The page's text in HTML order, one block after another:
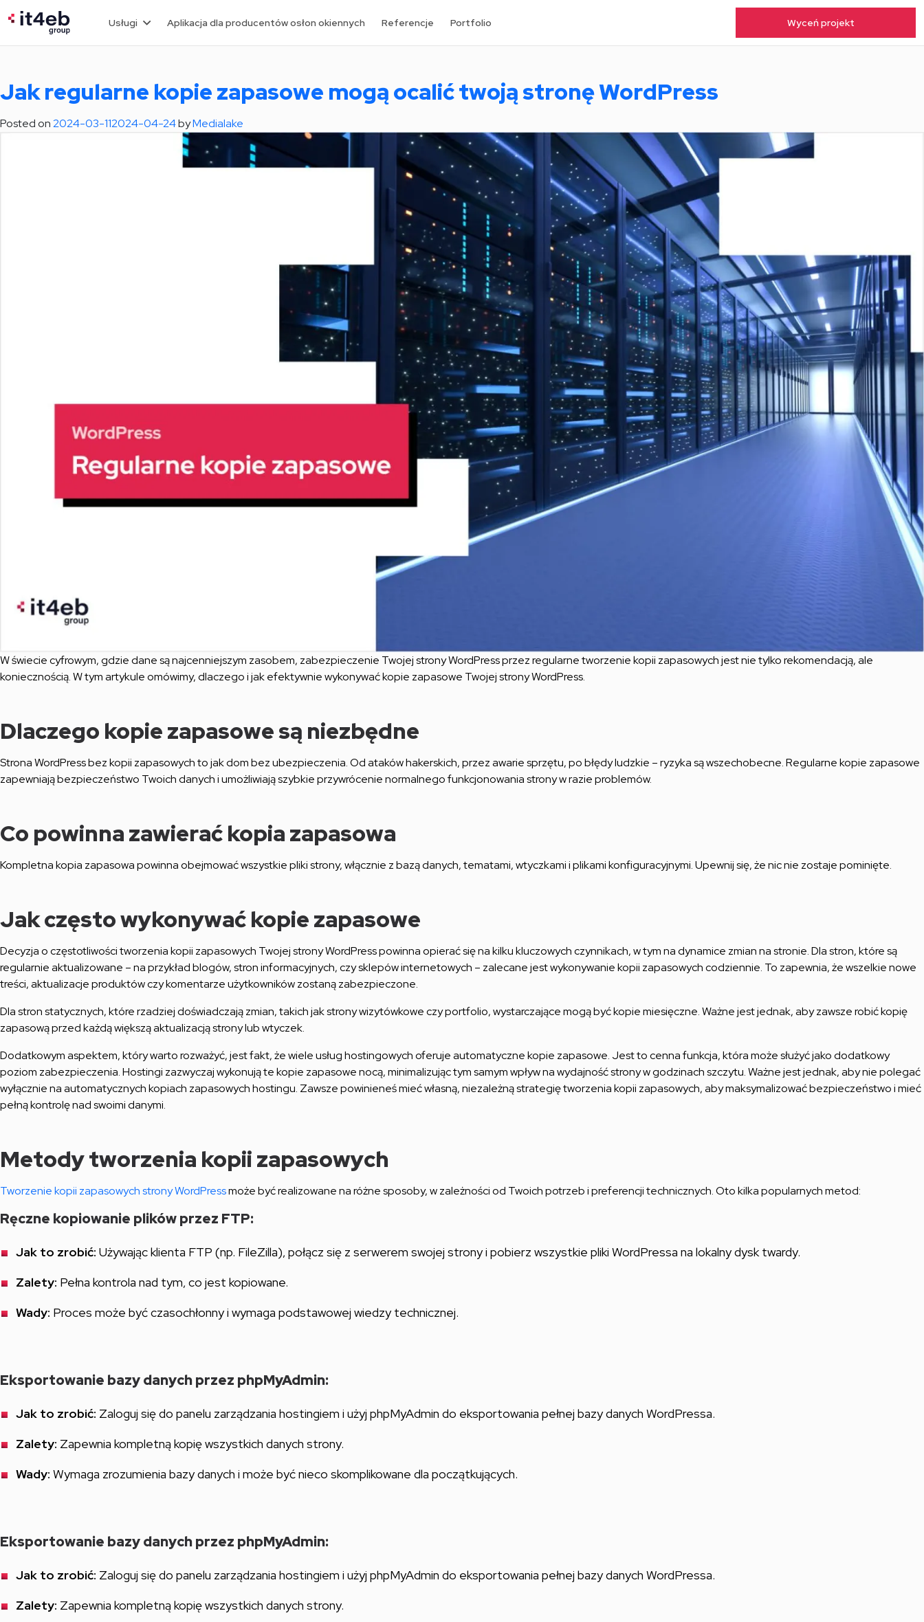
Usługi Aplikacja dla producentów osłon okiennych Referencje Portfolio Wyceń projekt
Miesiąc: marzec 2024
Jak regularne kopie zapasowe mogą ocalić twoją stronę WordPress
Posted on2024-03-112024-04-24byMedialake
W świecie cyfrowym, gdzie dane są najcenniejszym zasobem, zabezpieczenie Twojej strony WordPress przez regularne tworzenie kopii zapasowych jest nie tylko rekomendacją, ale
koniecznością. W tym artykule omówimy, dlaczego i jak efektywnie wykonywać kopie zapasowe Twojej strony WordPress.
Dlaczego kopie zapasowe są niezbędne
Strona WordPress bez kopii zapasowych to jak dom bez ubezpieczenia. Od ataków hakerskich, przez awarie sprzętu, po błędy ludzkie – ryzyka są wszechobecne. Regularne kopie zapasowe
zapewniają bezpieczeństwo Twoich danych i umożliwiają szybkie przywrócenie normalnego funkcjonowania strony w razie problemów.
Co powinna zawierać kopia zapasowa
Kompletna kopia zapasowa powinna obejmować wszystkie pliki strony, włącznie z bazą danych, tematami, wtyczkami i plikami konfiguracyjnymi. Upewnij się, że nic nie zostaje pominięte.
Jak często wykonywać kopie zapasowe
Decyzja o częstotliwości tworzenia kopii zapasowych Twojej strony WordPress powinna opierać się na kilku kluczowych czynnikach, w tym na dynamice zmian na stronie. Dla stron, które są
regularnie aktualizowane – na przykład blogów, stron informacyjnych, czy sklepów internetowych – zalecane jest wykonywanie kopii zapasowych codziennie. To zapewnia, że wszelkie nowe
treści, aktualizacje produktów czy komentarze użytkowników zostaną zabezpieczone.
Dla stron statycznych, które rzadziej doświadczają zmian, takich jak strony wizytówkowe czy portfolio, wystarczające mogą być kopie miesięczne. Ważne jest jednak, aby zawsze robić kopię
zapasową przed każdą większą aktualizacją strony lub wtyczek.
Dodatkowym aspektem, który warto rozważyć, jest fakt, że wiele usług hostingowych oferuje automatyczne kopie zapasowe. Jest to cenna funkcja, która może służyć jako dodatkowy
poziom zabezpieczenia. Hostingi zazwyczaj wykonują te kopie zapasowe nocą, minimalizując tym samym wpływ na wydajność strony w godzinach szczytu. Ważne jest jednak, aby nie polegać
wyłącznie na automatycznych kopiach zapasowych hostingu. Zawsze powinieneś mieć własną, niezależną strategię tworzenia kopii zapasowych, aby maksymalizować bezpieczeństwo i mieć
pełną kontrolę nad swoimi danymi.
Metody tworzenia kopii zapasowych
Tworzenie kopii zapasowych strony WordPressmoże być realizowane na różne sposoby, w zależności od Twoich potrzeb i preferencji technicznych. Oto kilka popularnych metod:
Ręczne kopiowanie plików przez FTP:
Jak to zrobić: Używając klienta FTP (np. FileZilla), połącz się z serwerem swojej strony i pobierz wszystkie pliki WordPressa na lokalny dysk twardy.
Zalety: Pełna kontrola nad tym, co jest kopiowane.
Wady: Proces może być czasochłonny i wymaga podstawowej wiedzy technicznej.
Eksportowanie bazy danych przez phpMyAdmin:
Jak to zrobić: Zaloguj się do panelu zarządzania hostingiem i użyj phpMyAdmin do eksportowania pełnej bazy danych WordPressa.
Zalety: Zapewnia kompletną kopię wszystkich danych strony.
Wady: Wymaga zrozumienia bazy danych i może być nieco skomplikowane dla początkujących.
Eksportowanie bazy danych przez phpMyAdmin:
Jak to zrobić: Zaloguj się do panelu zarządzania hostingiem i użyj phpMyAdmin do eksportowania pełnej bazy danych WordPressa.
Zalety: Zapewnia kompletną kopię wszystkich danych strony.